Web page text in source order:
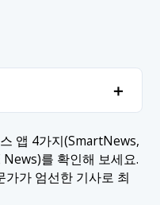
＋
앱 4가지(SmartNews,
를 확인해 보세요.
가가 엄선한 기사로 최